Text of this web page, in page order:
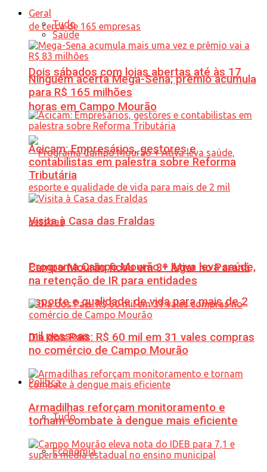
Dois sábados com lojas abertas até às 17
horas em Campo Mourão
Programa Campo Mourão + Ativa leva saúde,
esporte e qualidade de vida para mais de 2
mil pessoas
Política
Tudo
Economia
Geral
Tudo
Saúde
Ninguém acerta Mega-Sena; prêmio acumula
para R$ 165 milhões
Acicam: Empresários, gestores e
contabilistas em palestra sobre Reforma
Tributária
Visita à Casa das Fraldas
Campo Mourão ficou em 3º lugar no Paraná
na retenção de IR para entidades
Dia dos Pais: R$ 60 mil em 31 vales compras
no comércio de Campo Mourão
Armadilhas reforçam monitoramento e
tornam combate à dengue mais eficiente